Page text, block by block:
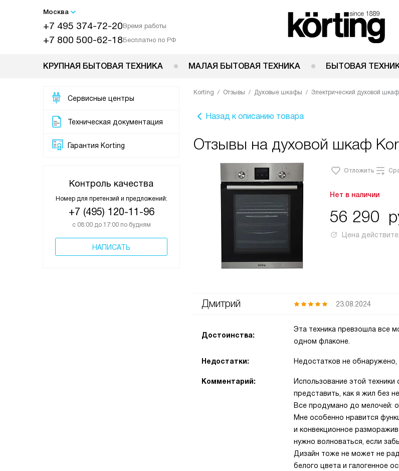
Москва
+7 495 374-72-20Время работы
+7 800 500-62-18Бесплатно по РФ
КРУПНАЯ БЫТОВАЯ ТЕХНИКА МАЛАЯ БЫТОВАЯ ТЕХНИКА БЫТОВАЯ
Сервисные центры
Техническая документация
Гарантия Korting
Контроль качества
Номер для претензий и предложений:
+7 (495) 120-11-96
с 08:00 до 17:00 по будням
НАПИСАТЬ
Korting Отзывы Духовые шкафы Электрический духовой
Назад к описанию товара
Отзывы на духовой шкаф
Отложить
Нет в наличии
56 290
Цена
Дмитрий 23.08.2024
Достоинства:
Эта техника превзошла все
одном флаконе.
Недостатки: Недостатков не
Комментарий:
Использование этой
представить, как я жил без
Все продумано до мелочей:
Мне особенно нравится
и конвекционное
нужно волноваться, если
Дизайн тоже не может не
белого цвета и галогенное